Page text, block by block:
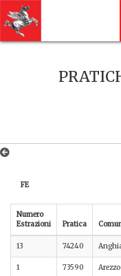
FE
Numero
Estrazioni
Pratica
13 74240
1 73590 Arezzo